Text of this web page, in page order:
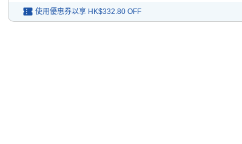
使用優惠券以享 HK$332.80 OFF